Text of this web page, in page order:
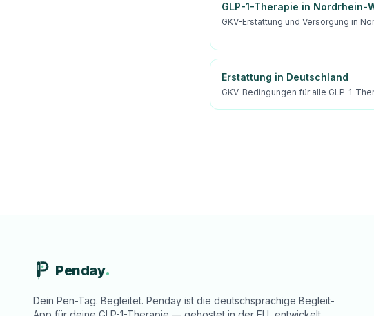
GLP-1-Therapie in Nordrhein-
GKV-Erstattung und Versorgung in
Erstattung in Deutschland
GKV-Bedingungen für alle GLP-1-
Penday
Dein Pen-Tag. Begleitet. Penday ist die deutschsprachige Begleit-